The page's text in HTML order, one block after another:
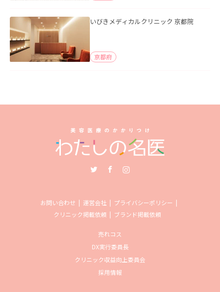
いびきメディカルクリニック 京都院
京都府
お問い合わせ 運営会社
プライバシーポリシー
クリニック掲載依頼
ブランド掲載依頼
売れコス
DX実行委員長
クリニック収益向上委員会
採用情報